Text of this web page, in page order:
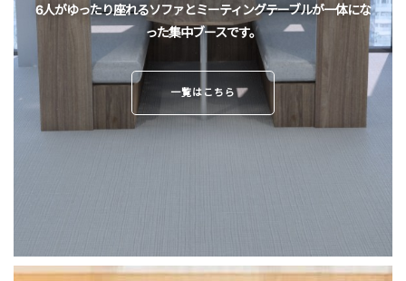
6人がゆったり座れるソファとミーティングテーブルが一体にな
った集中ブースです。
一覧はこちら